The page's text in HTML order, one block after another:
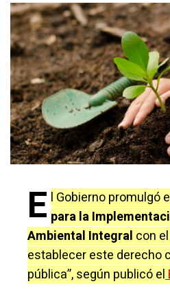
E l Gobierno promulgó
para la
Ambiental Integral con
establecer este derecho
pública”, según publicó el